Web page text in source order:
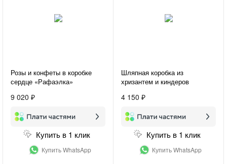
Розы и конфеты в коробке
сердце «Рафаэлка»
9 020 ₽
Купить в 1 клик
Купить WhatsApp
Шляпная коробка из
хризантем и киндеров
4 150 ₽
Купить в 1 клик
Купить WhatsApp